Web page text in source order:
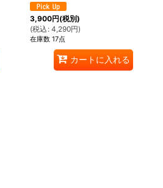
3,900円(税別)
(税込 : 4,290円)
在庫数 17点
カートに入れる